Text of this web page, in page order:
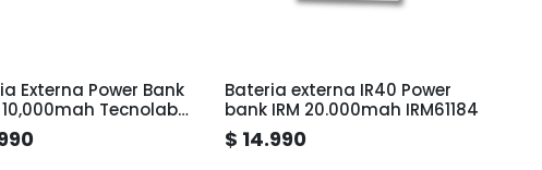
Externa Power Bank
Tecnolab
Bateria externa IR40 Power
bank IRM 20.000mah IRM61184
$ 14.990